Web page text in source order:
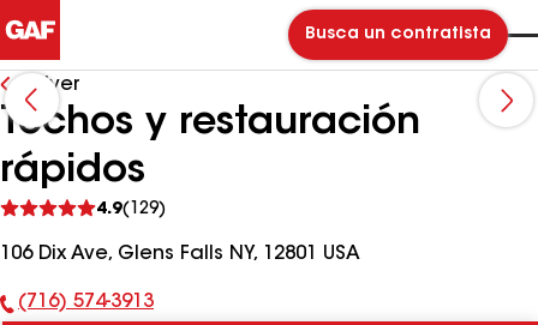
Busca un contratista
Volver
Techos y restauración
rápidos
4.9(129)
comentarios
106 Dix Ave, Glens Falls NY, 12801 USA
Número
(716) 574-3913